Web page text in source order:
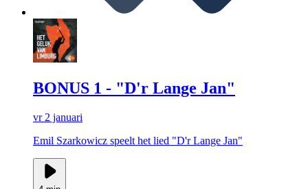
BONUS 1 - "D'r Lange Jan"
vr 2 januari
Emil Szarkowicz speelt het lied "D'r Lange Jan"